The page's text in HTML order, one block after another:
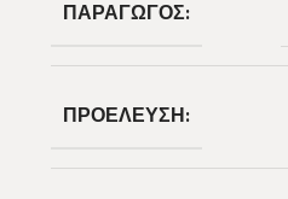
ΠΑΡΑΓΩΓΌΣ:
ΠΡΟΈΛΕΥΣΗ: